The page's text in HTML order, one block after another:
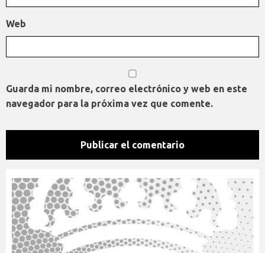
Web
Guarda mi nombre, correo electrónico y web en este
navegador para la próxima vez que comente.